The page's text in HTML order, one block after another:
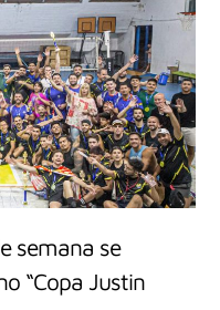
semana se
“Copa Justin